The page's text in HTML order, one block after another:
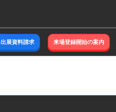
出展資料請求 来場登録開始の案内